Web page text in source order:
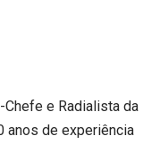
e Radialista da
anos de experiência